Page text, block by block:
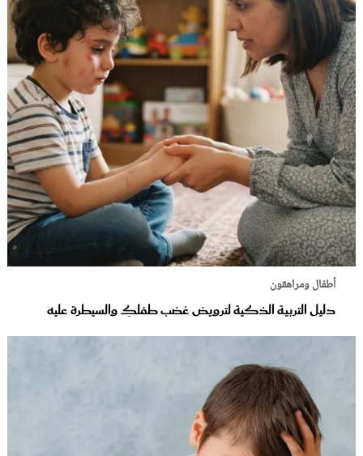
أطفال ومراهقون
دليل التربية الذكية لترويض غضب طفلكِ والسيطرة عليه